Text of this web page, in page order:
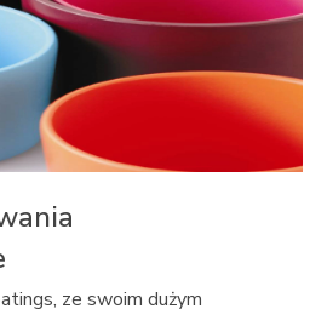
ze swoim dużym